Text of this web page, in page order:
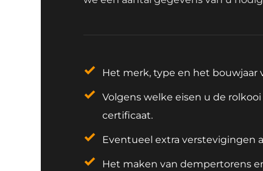
Het merk, type en het bouwjaar
Volgens welke eisen u de
certificaat.
Eventueel extra verstevigingen
Het maken van dempertorens